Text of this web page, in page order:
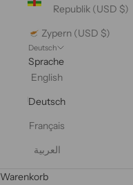
Republik (USD $)
Zypern (USD $)
Deutsch
Sprache
English
Deutsch
Français
العربية
Warenkorb